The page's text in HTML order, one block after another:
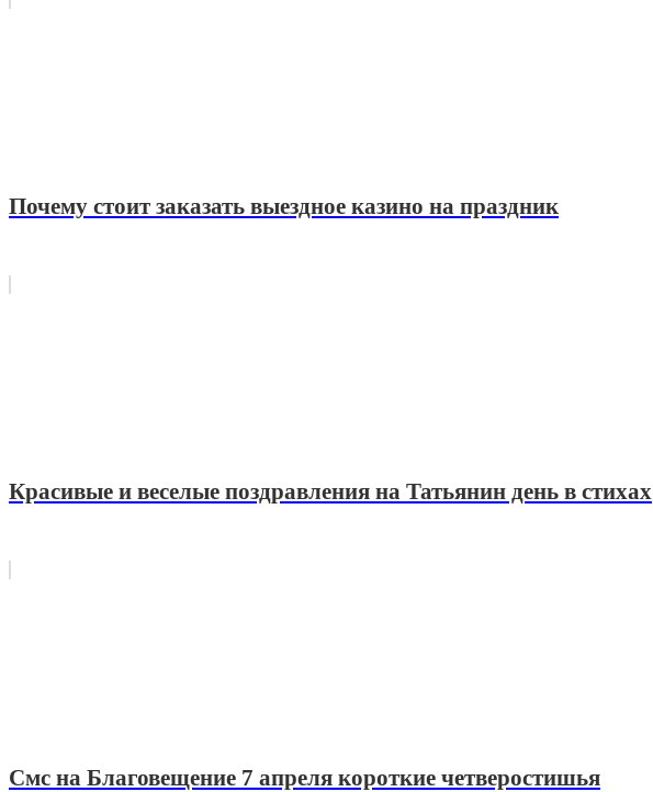
Почему стоит заказать выездное казино на праздник
Красивые и веселые поздравления на Татьянин день в стихах
Смс на Благовещение 7 апреля короткие четверостишья